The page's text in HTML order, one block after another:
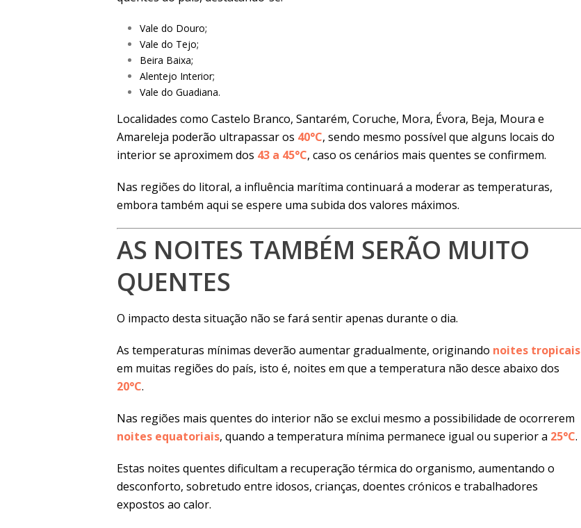
Vale do Douro;
Vale do Tejo;
Beira Baixa;
Alentejo Interior;
Vale do Guadiana.
Localidades como Castelo Branco, Santarém, Coruche, Mora, Évora, Beja, Moura e
Amareleja poderão ultrapassar os 40°C, sendo mesmo possível que alguns locais do
interior se aproximem dos 43 a 45°C, caso os cenários mais quentes se confirmem.
Nas regiões do litoral, a influência marítima continuará a moderar as temperaturas,
embora também aqui se espere uma subida dos valores máximos.
AS NOITES TAMBÉM SERÃO MUITO
QUENTES
O impacto desta situação não se fará sentir apenas durante o dia.
As temperaturas mínimas deverão aumentar gradualmente, originando noites tropicais
em muitas regiões do país, isto é, noites em que a temperatura não desce abaixo dos
20°C.
Nas regiões mais quentes do interior não se exclui mesmo a possibilidade de ocorrerem
noites equatoriais, quando a temperatura mínima permanece igual ou superior a 25°C.
Estas noites quentes dificultam a recuperação térmica do organismo, aumentando o
desconforto, sobretudo entre idosos, crianças, doentes crónicos e trabalhadores
expostos ao calor.